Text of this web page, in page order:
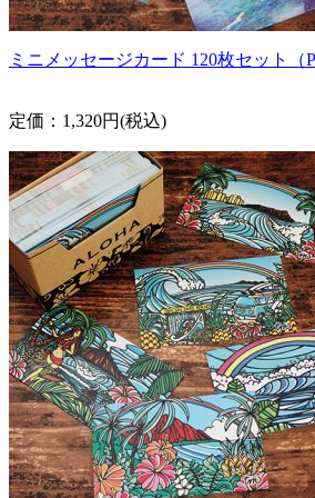
ミニメッセージカード 120枚セット（
定価：1,320円(税込)